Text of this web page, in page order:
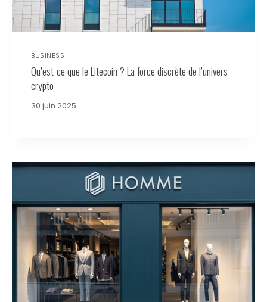
BUSINESS
Qu’est-ce que le Litecoin ? La force discrète de l’univers
crypto
30 juin 2025